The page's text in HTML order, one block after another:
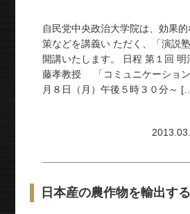
自民党中央政治大学院は、効果
策などを講義い ただく、「演説
開講いたします。 日程 第１回
藤孝教授 「コミュニケーション
月８日（月）午後５時３０分～
日本産の農作物を輸出す